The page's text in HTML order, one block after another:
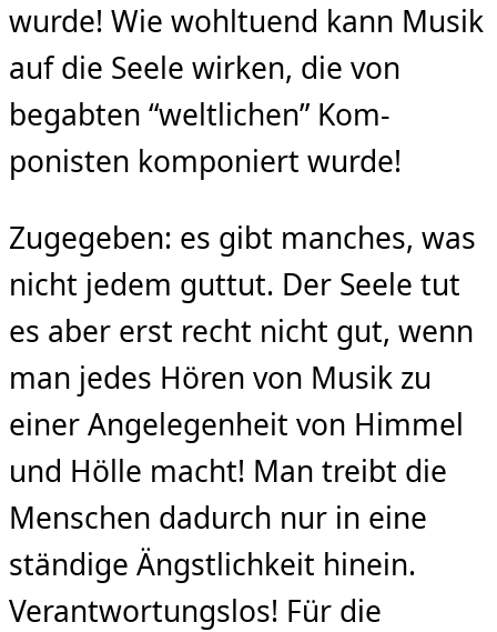
wurde! Wie wohltuend kann Musik
auf die Seele wirken, die von
begabten “weltlichen” Kom­
ponisten komponiert wurde!
Zugegeben: es gibt manches, was
nicht jedem guttut. Der Seele tut
es aber erst recht nicht gut, wenn
man jedes Hören von Musik zu
einer Angelegenheit von Himmel
und Hölle macht! Man treibt die
Menschen dadurch nur in eine
ständige Ängstlichkeit hinein.
Verantwortungs­los! Für die